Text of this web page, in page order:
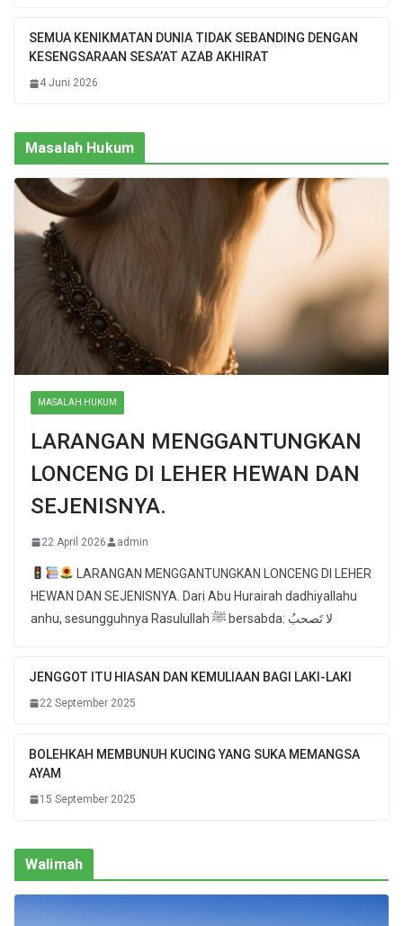
SEMUA KENIKMATAN DUNIA TIDAK SEBANDING DENGAN
KESENGSARAAN SESA’AT AZAB AKHIRAT
4 Juni 2026
Masalah Hukum
MASALAH HUKUM
LARANGAN MENGGANTUNGKAN
LONCENG DI LEHER HEWAN DAN
SEJENISNYA.
22 April 2026 admin
LARANGAN MENGGANTUNGKAN LONCENG DI LEHER
HEWAN DAN SEJENISNYA. Dari Abu Hurairah dadhiyallahu
anhu, sesungguhnya Rasulullah ﷺ bersabda: لا تَصحبُ
JENGGOT ITU HIASAN DAN KEMULIAAN BAGI LAKI-LAKI
22 September 2025
BOLEHKAH MEMBUNUH KUCING YANG SUKA MEMANGSA
AYAM
15 September 2025
Walimah